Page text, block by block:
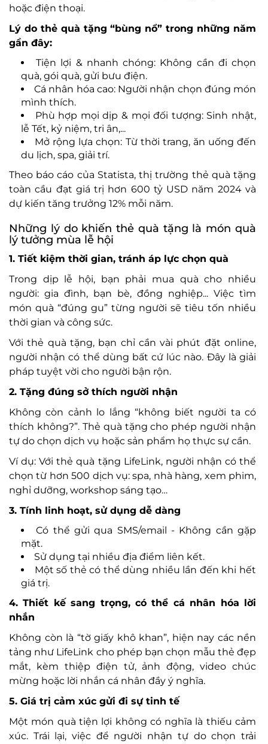
hoặc điện thoại.
Lý do thẻ quà tặng “bùng nổ” trong những năm
gần đây:
Tiện lợi & nhanh chóng: Không cần đi chọn
quà, gói quà, gửi bưu điện.
Cá nhân hóa cao: Người nhận chọn đúng món
mình thích.
Phù hợp mọi dịp & mọi đối tượng: Sinh nhật,
lễ Tết, kỷ niệm, tri ân,...
Mở rộng lựa chọn: Từ thời trang, ăn uống đến
du lịch, spa, giải trí.
Theo báo cáo của Statista, thị trường thẻ quà tặng
toàn cầu đạt giá trị hơn 600 tỷ USD năm 2024 và
dự kiến tăng trưởng 12% mỗi năm.
Những lý do khiến thẻ quà tặng là món quà
lý tưởng mùa lễ hội
1. Tiết kiệm thời gian, tránh áp lực chọn quà
Trong dịp lễ hội, bạn phải mua quà cho nhiều
người: gia đình, bạn bè, đồng nghiệp... Việc tìm
món quà “đúng gu” từng người sẽ tiêu tốn nhiều
thời gian và công sức.
Với thẻ quà tặng, bạn chỉ cần vài phút đặt online,
người nhận có thể dùng bất cứ lúc nào. Đây là giải
pháp tuyệt vời cho người bận rộn.
2. Tặng đúng sở thích người nhận
Không còn cảnh lo lắng “không biết người ta có
thích không?”. Thẻ quà tặng cho phép người nhận
tự do chọn dịch vụ hoặc sản phẩm họ thực sự cần.
Ví dụ: Với thẻ quà tặng LifeLink, người nhận có thể
chọn từ hơn 500 dịch vụ: spa, nhà hàng, xem phim,
nghỉ dưỡng, workshop sáng tạo…
3. Tính linh hoạt, sử dụng dễ dàng
Có thể gửi qua SMS/email - Không cần gặp
mặt.
Sử dụng tại nhiều địa điểm liên kết.
Một số thẻ có thể dùng nhiều lần đến khi hết
giá trị.
4. Thiết kế sang trọng, có thể cá nhân hóa lời
nhắn
Không còn là “tờ giấy khô khan”, hiện nay các nền
tảng như LifeLink cho phép bạn chọn mẫu thẻ đẹp
mắt, kèm thiệp điện tử, ảnh động, video chúc
mừng hoặc lời nhắn cá nhân đầy ý nghĩa.
5. Giá trị cảm xúc gửi đi sự tinh tế
Một món quà tiện lợi không có nghĩa là thiếu cảm
xúc. Trái lại, việc để người nhận tự do chọn trải